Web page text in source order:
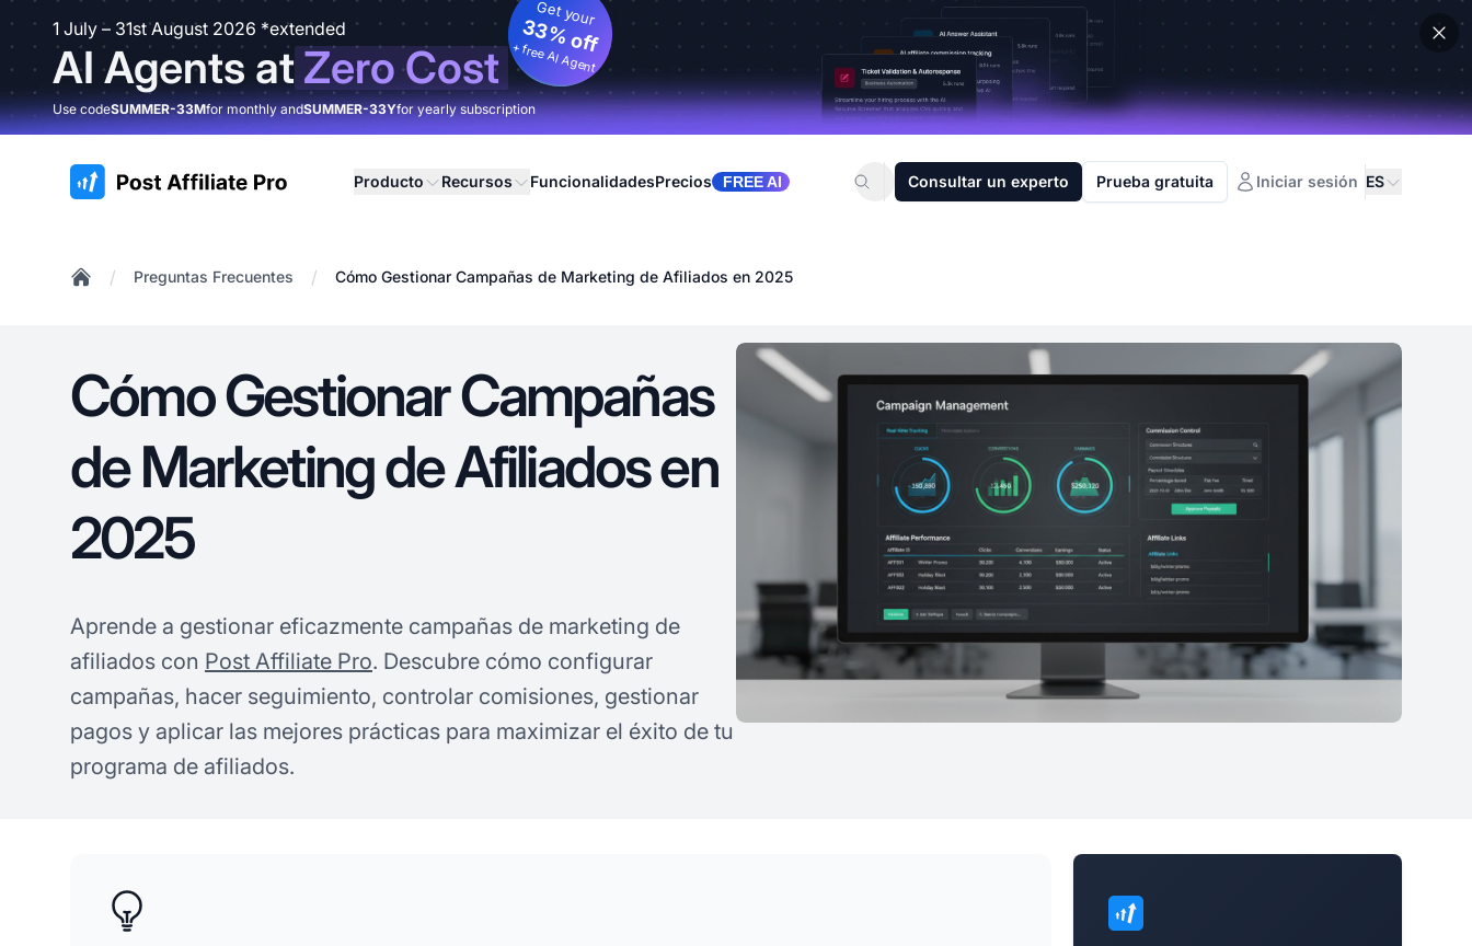
1 July – 31st August 2026 *extended
AI Agents atZero Cost
Get your
33% off
+ free AI Agent
Use codeSUMMER-33Mfor monthly andSUMMER-33Yfor yearly subscription
:site.title Producto Recursos FuncionalidadesPrecios FREE AI Consultar un experto Prueba gratuita Iniciar sesión ES
/ Preguntas Frecuentes / Cómo Gestionar Campañas de Marketing de Afiliados en 2025
Cómo Gestionar Campañas
de Marketing de Afiliados en
2025
Aprende a gestionar eficazmente campañas de marketing de
afiliados con Post Affiliate Pro. Descubre cómo configurar
campañas, hacer seguimiento, controlar comisiones, gestionar
pagos y aplicar las mejores prácticas para maximizar el éxito de tu
programa de afiliados.